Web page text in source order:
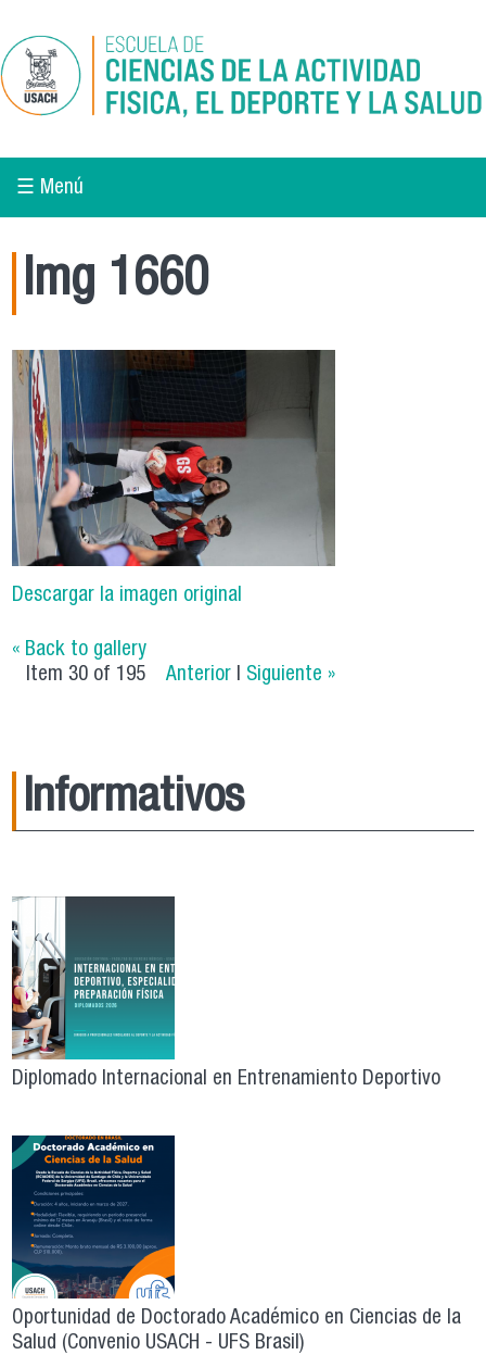
☰ Menú
Img 1660
Descargar la imagen original
« Back to gallery
Item 30 of 195
Anterior Siguiente »
Informativos
Diplomado Internacional en Entrenamiento Deportivo
Oportunidad de Doctorado Académico en Ciencias de la
Salud (Convenio USACH - UFS Brasil)